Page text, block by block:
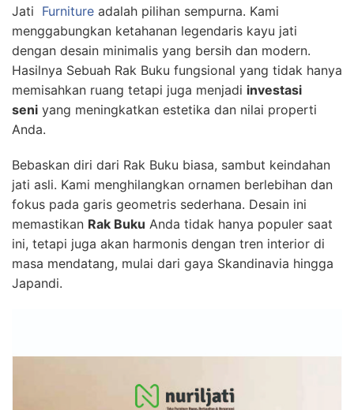
Jati Furniture adalah pilihan sempurna. Kami
menggabungkan ketahanan legendaris kayu jati
dengan desain minimalis yang bersih dan modern.
Hasilnya Sebuah Rak Buku fungsional yang tidak hanya
memisahkan ruang tetapi juga menjadi investasi
seni yang meningkatkan estetika dan nilai properti
Anda.
Bebaskan diri dari Rak Buku biasa, sambut keindahan
jati asli. Kami menghilangkan ornamen berlebihan dan
fokus pada garis geometris sederhana. Desain ini
memastikan Rak Buku Anda tidak hanya populer saat
ini, tetapi juga akan harmonis dengan tren interior di
masa mendatang, mulai dari gaya Skandinavia hingga
Japandi.